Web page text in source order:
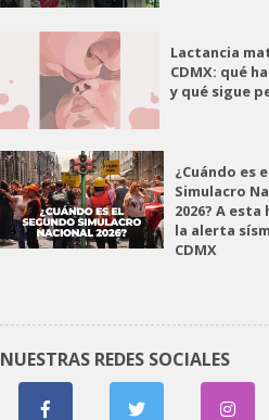
Lactancia
CDMX: qué
y qué sigue
¿Cuándo es
Simulacro
2026? A
la alerta
CDMX
NUESTRAS REDES SOCIALES